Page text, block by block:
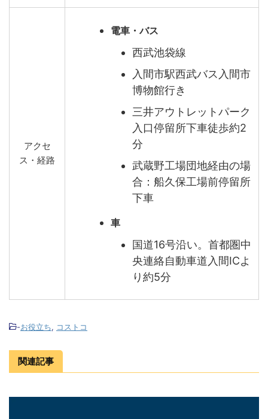
アクセ
ス・経路
電車・バス
西武池袋線
入間市駅西武バス入間市
博物館行き
三井アウトレットパーク
入口停留所下車徒歩約2
分
武蔵野工場団地経由の場
合：船久保工場前停留所
下車
車
国道16号沿い。首都圏中
央連絡自動車道入間ICよ
り約5分
-お役立ち, コストコ
関連記事